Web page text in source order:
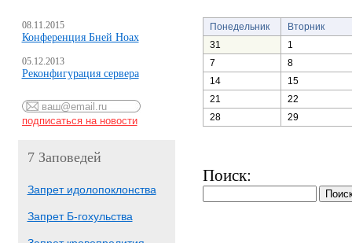
08.11.2015
Конференция Бней Ноах
05.12.2013
Реконфигурация сервера
7 Заповедей
Запрет идолопоклонства
Запрет Б-гохульства
Понедельник
Вторник
31
1
7
8
14
15
21
22
28
29
Поиск: